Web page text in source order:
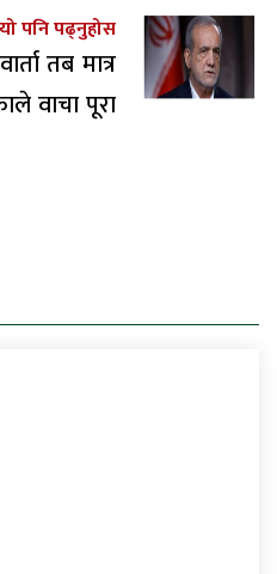
यो पनि पढ्नुहोस
तब मात्र
वाचा पूरा